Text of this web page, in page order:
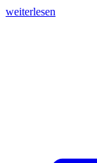
weiterlesen